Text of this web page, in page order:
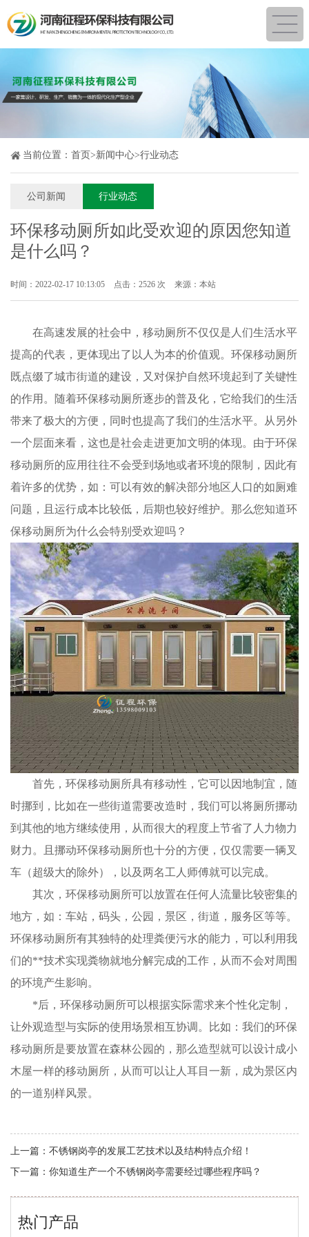
当前位置： 首页>新闻中心>行业动态
公司新闻 行业动态
环保移动厕所如此受欢迎的原因您知道
是什么吗？
时间：2022-02-17 10:13:05 点击：2526 次 来源：本站
在高速发展的社会中，移动厕所不仅仅是人们生活水平
提高的代表，更体现出了以人为本的价值观。环保移动厕所
既点缀了城市街道的建设，又对保护自然环境起到了关键性
的作用。随着环保移动厕所逐步的普及化，它给我们的生活
带来了极大的方便，同时也提高了我们的生活水平。从另外
一个层面来看，这也是社会走进更加文明的体现。由于环保
移动厕所的应用往往不会受到场地或者环境的限制，因此有
着许多的优势，如：可以有效的解决部分地区人口的如厕难
问题，且运行成本比较低，后期也较好维护。那么您知道环
保移动厕所为什么会特别受欢迎吗？
首先，环保移动厕所具有移动性，它可以因地制宜，随
时挪到，比如在一些街道需要改造时，我们可以将厕所挪动
到其他的地方继续使用，从而很大的程度上节省了人力物力
财力。且挪动环保移动厕所也十分的方便，仅仅需要一辆叉
车（超级大的除外），以及两名工人师傅就可以完成。
其次，环保移动厕所可以放置在任何人流量比较密集的
地方，如：车站，码头，公园，景区，街道，服务区等等。
环保移动厕所有其独特的处理粪便污水的能力，可以利用我
们的**技术实现粪物就地分解完成的工作，从而不会对周围
的环境产生影响。
*后，环保移动厕所可以根据实际需求来个性化定制，
让外观造型与实际的使用场景相互协调。比如：我们的环保
移动厕所是要放置在森林公园的，那么造型就可以设计成小
木屋一样的移动厕所，从而可以让人耳目一新，成为景区内
的一道别样风景。
上一篇： 不锈钢岗亭的发展工艺技术以及结构特点介绍！
下一篇： 你知道生产一个不锈钢岗亭需要经过哪些程序吗？
热门产品